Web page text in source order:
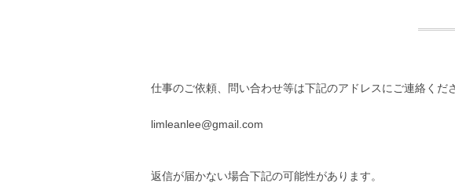
仕事のご依頼、問い合わせ等は下記のアドレスにご連絡くだ
limleanlee@gmail.com
返信が届かない場合下記の可能性があります。